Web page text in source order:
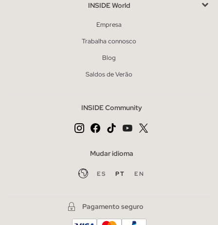
INSIDE World
Empresa
Trabalha connosco
Blog
Saldos de Verão
INSIDE Community
Mudar idioma
ES PT EN
Pagamento seguro